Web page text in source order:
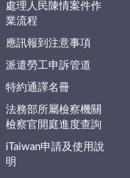
處理人民陳情案件作
業流程
應訊報到注意事項
派遣勞工申訴管道
特約通譯名冊
法務部所屬檢察機關
檢察官開庭進度查詢
iTaiwan申請及使用說
明